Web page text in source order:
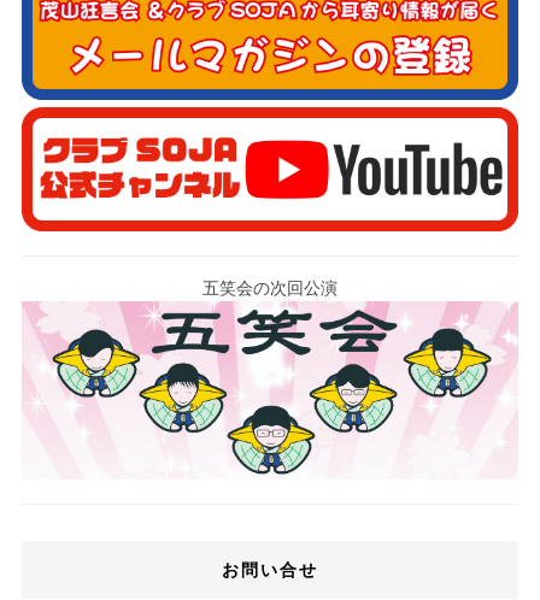
五笑会の次回公演
お問い合せ